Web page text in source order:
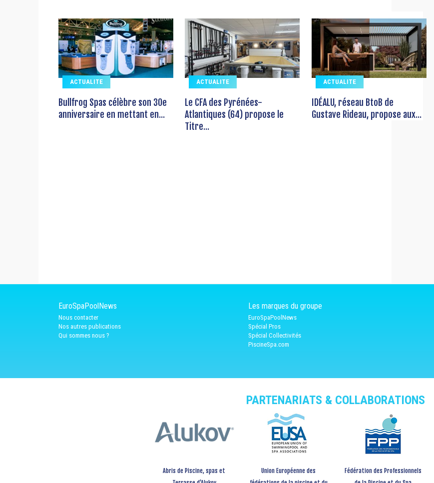
ACTUALITE
Bullfrog Spas célèbre son 30e
anniversaire en mettant en...
ACTUALITE
Le CFA des Pyrénées-
Atlantiques (64) propose le
Titre...
ACTUALITE
IDÉALU, réseau BtoB de
Gustave Rideau, propose aux...
EuroSpaPoolNews
Nous contacter
Nos autres publications
Qui sommes nous ?
Les marques du groupe
EuroSpaPoolNews
Spécial Pros
Spécial Collectivités
PiscineSpa.com
PARTENARIATS & COLLABORATIONS
Abris de Piscine, spas et
Union Européenne des
Fédération des Professionnels